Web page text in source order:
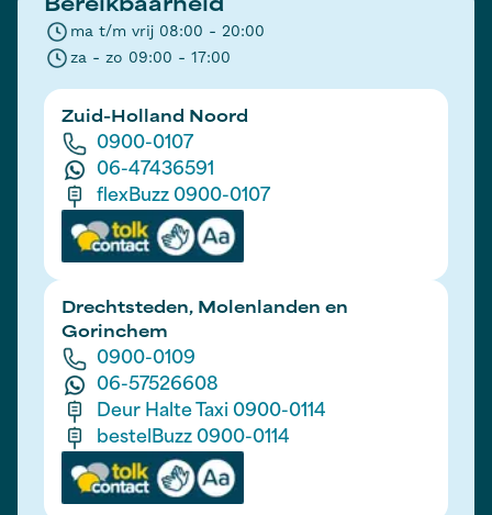
Bereikbaarheid
ma t/m vrij 08:00 - 20:00
za - zo 09:00 - 17:00
Zuid-Holland Noord
0900-0107
06-47436591
flexBuzz 0900-0107
Drechtsteden, Molenlanden en
Gorinchem
0900-0109
06-57526608
Deur Halte Taxi 0900-0114
bestelBuzz 0900-0114